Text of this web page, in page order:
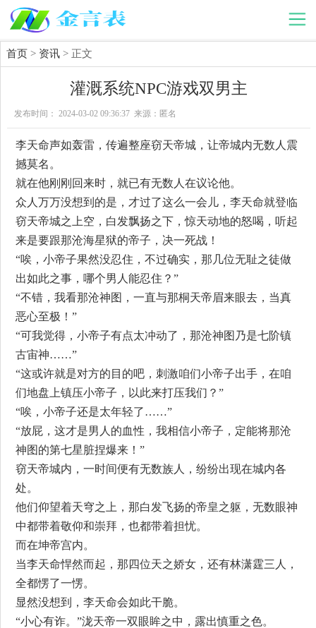
首页 > 资讯 > 正文
灌溉系统NPC游戏双男主
发布时间： 2024-03-02 09:36:37 来源：匿名
李天命声如轰雷，传遍整座窃天帝城，让帝城内无数人震
撼莫名。
就在他刚刚回来时，就已有无数人在议论他。
众人万万没想到的是，才过了这么一会儿，李天命就登临
窃天帝城之上空，白发飘扬之下，惊天动地的怒喝，听起
来是要跟那沧海星狱的帝子，决一死战！
“唉，小帝子果然没忍住，不过确实，那几位无耻之徒做
出如此之事，哪个男人能忍住？”
“不错，我看那沧神图，一直与那桐天帝眉来眼去，当真
恶心至极！”
“可我觉得，小帝子有点太冲动了，那沧神图乃是七阶镇
古宙神……”
“这或许就是对方的目的吧，刺激咱们小帝子出手，在咱
们地盘上镇压小帝子，以此来打压我们？”
“唉，小帝子还是太年轻了……”
“放屁，这才是男人的血性，我相信小帝子，定能将那沧
神图的第七星脏捏爆来！”
窃天帝城内，一时间便有无数族人，纷纷出现在城内各
处。
他们仰望着天穹之上，那白发飞扬的帝皇之躯，无数眼神
中都带着敬仰和崇拜，也都带着担忧。
而在坤帝宫内。
当李天命悍然而起，那四位天之娇女，还有林潇霆三人，
全都愣了一愣。
显然没想到，李天命会如此干脆。
“小心有诈。”泷天帝一双眼眸之中，露出慎重之色。